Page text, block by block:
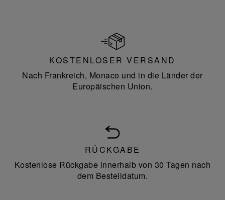
KOSTENLOSER VERSAND
Nach Frankreich, Monaco und in die Länder der
Europäischen Union.
RÜCKGABE
Kostenlose Rückgabe innerhalb von 30 Tagen nach
dem Bestelldatum.